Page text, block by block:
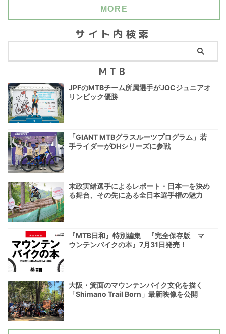
MORE
サイト内検索
MTB
JPFのMTBチーム所属選手がJOCジュニアオ
リンピック優勝
「GIANT MTBグラスルーツプログラム」若
手ライダーがDHシリーズに参戦
末政実緒選手によるレポート・日本一を決め
る舞台、その先にある全日本選手権の魅力
『MTB日和』特別編集 『完全保存版 マ
ウンテンバイクの本』7月31日発売！
大阪・箕面のマウンテンバイク文化を描く
「Shimano Trail Born」最新映像を公開